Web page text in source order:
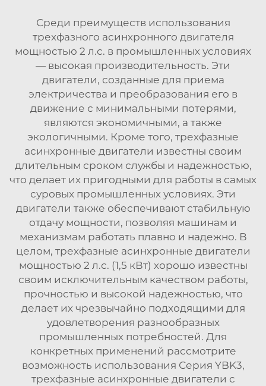
Среди преимуществ использования
трехфазного асинхронного двигателя
мощностью 2 л.с. в промышленных условиях
— высокая производительность. Эти
двигатели, созданные для приема
электричества и преобразования его в
движение с минимальными потерями,
являются экономичными, а также
экологичными. Кроме того, трехфазные
асинхронные двигатели известны своим
длительным сроком службы и надежностью,
что делает их пригодными для работы в самых
суровых промышленных условиях. Эти
двигатели также обеспечивают стабильную
отдачу мощности, позволяя машинам и
механизмам работать плавно и надежно. В
целом, трехфазные асинхронные двигатели
мощностью 2 л.с. (1,5 кВт) хорошо известны
своим исключительным качеством работы,
прочностью и высокой надежностью, что
делает их чрезвычайно подходящими для
удовлетворения разнообразных
промышленных потребностей. Для
конкретных применений рассмотрите
возможность использования Серия YBK3,
трехфазные асинхронные двигатели с